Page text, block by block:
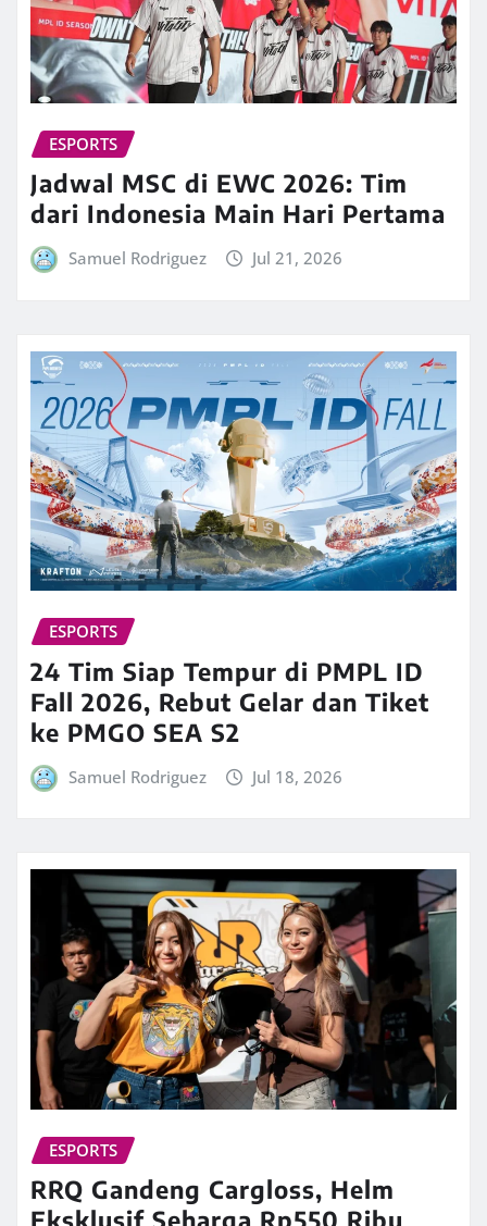
ESPORTS
Jadwal MSC di EWC 2026: Tim
dari Indonesia Main Hari Pertama
Samuel Rodriguez Jul 21, 2026
ESPORTS
24 Tim Siap Tempur di PMPL ID
Fall 2026, Rebut Gelar dan Tiket
ke PMGO SEA S2
Samuel Rodriguez Jul 18, 2026
ESPORTS
RRQ Gandeng Cargloss, Helm